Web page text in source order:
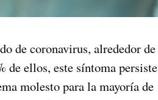
de coronavirus, alrededor de
de ellos, este síntoma persiste
molesto para la mayoría de